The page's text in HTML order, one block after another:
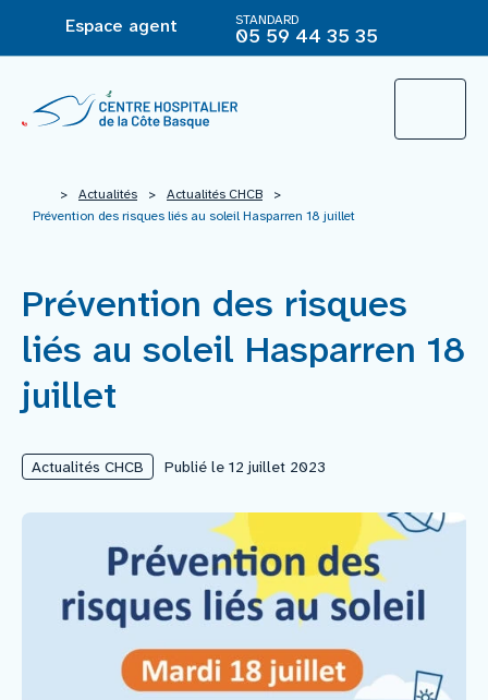
Espace agent STANDARD
05 59 44 35 35
L’Hôpital
Offre de soins
Agir pour ma santé
Vous êtes
Vous former
Venir au CHCB
> Actualités > Actualités CHCB
>
Prévention des risques liés au soleil Hasparren 18 juillet
Prévention des risques
liés au soleil Hasparren 18
juillet
Actualités CHCB Publié le 12 juillet 2023